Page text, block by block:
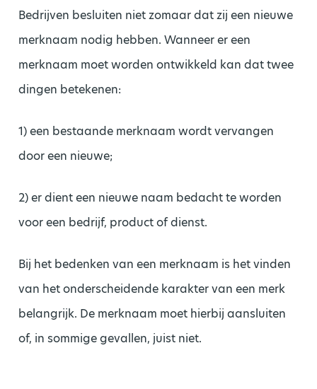
Bedrijven besluiten niet zomaar dat zij een nieuwe
merknaam nodig hebben. Wanneer er een
merknaam moet worden ontwikkeld kan dat twee
dingen betekenen:
1) een bestaande merknaam wordt vervangen
door een nieuwe;
2) er dient een nieuwe naam bedacht te worden
voor een bedrijf, product of dienst.
Bij het bedenken van een merknaam is het vinden
van het onderscheidende karakter van een merk
belangrijk. De merknaam moet hierbij aansluiten
of, in sommige gevallen, juist niet.